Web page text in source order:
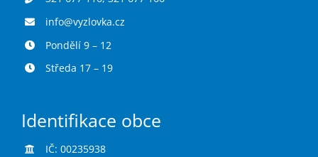
info@vyzlovka.cz
Pondělí 9 – 12
Středa 17 – 19
Identifikace obce
IČ: 00235938